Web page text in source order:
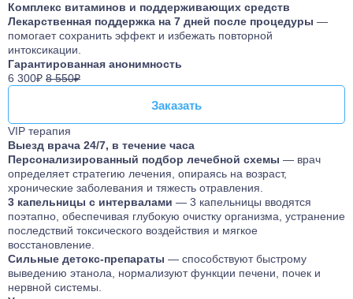
Комплекс витаминов и поддерживающих средств
Лекарственная поддержка на 7 дней после процедуры —
помогает сохранить эффект и избежать повторной
интоксикации.
Гарантированная анонимность
6 300₽ 8 550₽
Заказать
Заказать
VIP терапия
Выезд врача 24/7, в течение часа
Персонализированный подбор лечебной схемы — врач
определяет стратегию лечения, опираясь на возраст,
хронические заболевания и тяжесть отравления.
3 капельницы с интервалами — 3 капельницы вводятся
поэтапно, обеспечивая глубокую очистку организма, устранение
последствий токсического воздействия и мягкое
восстановление.
Сильные детокс-препараты — способствуют быстрому
выведению этанола, нормализуют функции печени, почек и
нервной системы.